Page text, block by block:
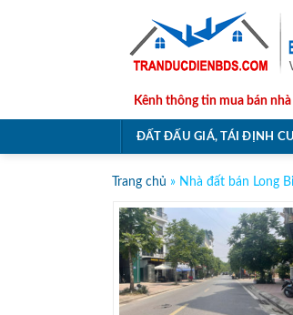
Kênh thông tin mua bán
ĐẤT ĐẤU GIÁ, TÁI ĐỊNH
Trang chủ » Nhà đất bán Long